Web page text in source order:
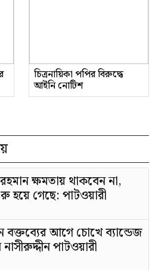
চিত্রনায়িকা পপির বিরুদ্ধে
আইনি নোটিশ
ক্ষমতায় থাকবেন না,
গেছে: পাটওয়ারী
বক্তব্যের আগে চোখে ব্যান্ডেজ
পাটওয়ারী